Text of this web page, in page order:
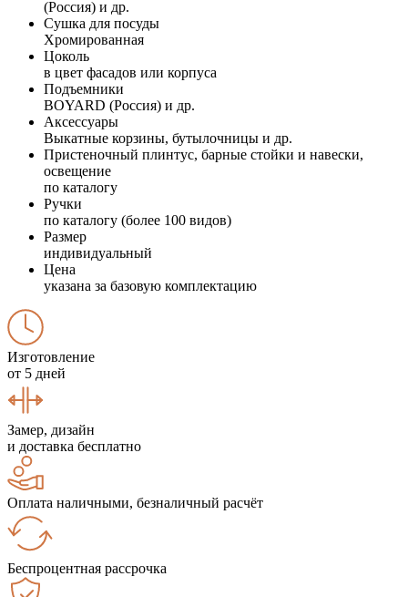
(Россия) и др.
Сушка для посуды
Хромированная
Цоколь
в цвет фасадов или корпуса
Подъемники
BOYARD (Россия) и др.
Аксессуары
Выкатные корзины, бутылочницы и др.
Пристеночный плинтус, барные стойки и навески,
освещение
по каталогу
Ручки
по каталогу (более 100 видов)
Размер
индивидуальный
Цена
указана за базовую комплектацию
Изготовление
от 5 дней
Замер, дизайн
и доставка бесплатно
Оплата наличными, безналичный расчёт
Беспроцентная рассрочка